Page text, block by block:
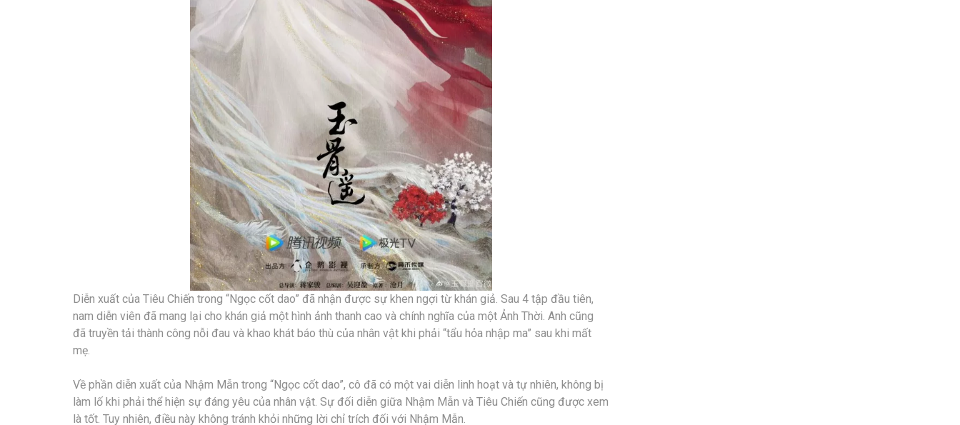
Diễn xuất của Tiêu Chiến trong “Ngọc cốt dao” đã nhận được sự khen ngợi từ khán giả. Sau 4 tập đầu tiên,
nam diễn viên đã mang lại cho khán giả một hình ảnh thanh cao và chính nghĩa của một Ảnh Thời. Anh cũng
đã truyền tải thành công nỗi đau và khao khát báo thù của nhân vật khi phải “tẩu hỏa nhập ma” sau khi mất
mẹ.
Về phần diễn xuất của Nhậm Mẫn trong “Ngọc cốt dao”, cô đã có một vai diễn linh hoạt và tự nhiên, không bị
làm lố khi phải thể hiện sự đáng yêu của nhân vật. Sự đối diễn giữa Nhậm Mẫn và Tiêu Chiến cũng được xem
là tốt. Tuy nhiên, điều này không tránh khỏi những lời chỉ trích đối với Nhậm Mẫn.